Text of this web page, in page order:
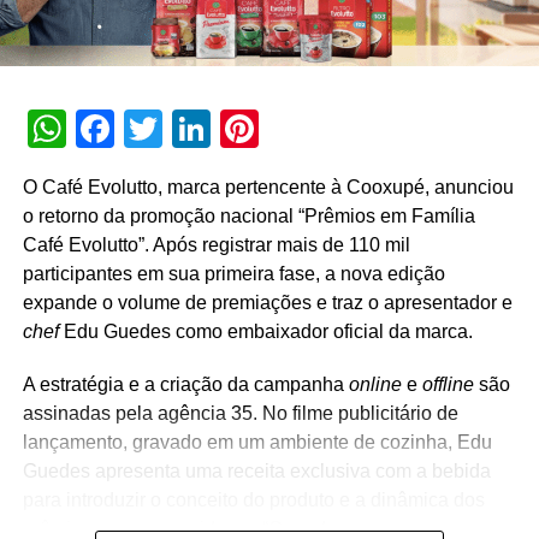
expectativa é ainda maior, pois, além da conexão entre a
marca e seus consumidores proporcionada pelas
público, por meio deste asset tão importante que é a
música, na vida dos jovens. “Toda a estratégia que
expertise multidisciplinar, está focada na obtenção de
retornos expressivos, tanto nas vendas quanto no
relacionamento da marca com uma comunidade
apaixonada e altamente engajada”, afirma a executiva.
TÓPICOS RELACIONADOS: DESTAQUE
A SEGUIR
Poupança Premiada Sicredi já premiou mais de
NÃO PERCA
WhatsApp
Facebook
TwitterLinkedIn
Pinterest
O Café Evolutto, marca pertencente à Cooxupé, anunciou
o retorno da promoção nacional “Prêmios em Família
Café Evolutto”. Após registrar mais de 110 mil
participantes em sua primeira fase, a nova edição
expande o volume de premiações e traz o apresentador e
chefEdu Guedes como embaixador oficial da marca.
A estratégia e a criação da campanha onlinee offlinesão
assinadas pela agência 35. No filme publicitário de
lançamento, gravado em um ambiente de cozinha, Edu
Guedes apresenta uma receita exclusiva com a bebida
prêmios aos consumidores. “Quando uma marca cresce